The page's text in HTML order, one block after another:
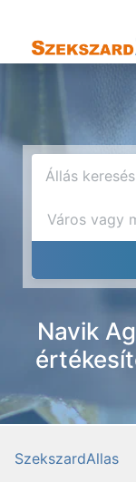
Navik
SzekszardAllas